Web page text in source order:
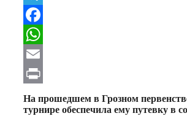
Telegram
Facebook
WhatsApp
Email
Print
На прошедшем в Грозном
турнире обеспечила ему путевку в